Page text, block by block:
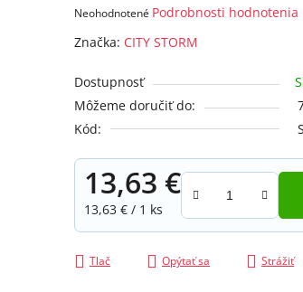
Priemerné
produktu
z
5
hviezdičiek.
Neohodnotené Podrobnosti hodnotenia
Značka: CITY STORM
Dostupnosť
Môžeme doručiť do:
Kód:
13,63 €
Jednotková cena:
13,63 € / 1 ks
Tlač Opýtať sa Strážiť